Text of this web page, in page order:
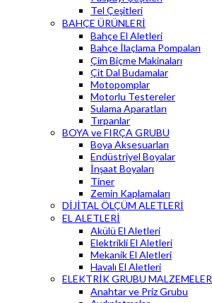
Tel Çeşitleri
BAHÇE ÜRÜNLERİ
Bahçe El Aletleri
Bahçe İlaçlama Pompaları
Çim Biçme Makinaları
Çit Dal Budamalar
Motopomplar
Motorlu Testereler
Sulama Aparatları
Tırpanlar
BOYA ve FIRÇA GRUBU
Boya Aksesuarları
Endüstriyel Boyalar
İnşaat Boyaları
Tiner
Zemin Kaplamaları
DİJİTAL ÖLÇÜM ALETLERİ
EL ALETLERİ
Akülü El Aletleri
Elektrikli El Aletleri
Mekanik El Aletleri
Havalı El Aletleri
ELEKTRİK GRUBU MALZEMELER
Anahtar ve Priz Grubu